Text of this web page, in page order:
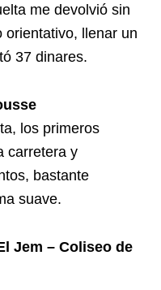
me devolvió sin
orientativo, llenar un
37 dinares.
los primeros
carretera y
bastante
suave.
Jem – Coliseo de